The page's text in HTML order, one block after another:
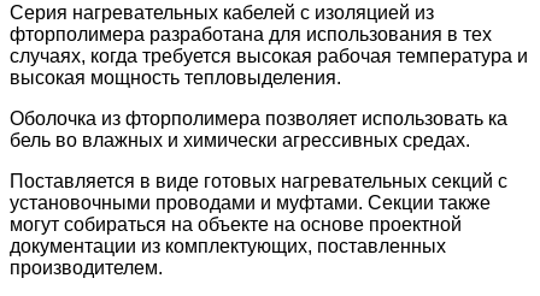
Серия нагревательных кабелей с изоляцией из
фторполимера разработана для использования в тех
случаях, когда требуется высокая рабочая температура и
высокая мощность тепловыделения.
Оболочка из фторполимера позволяет использовать ка
бель во влажных и химически агрессивных средах.
Поставляется в виде готовых нагревательных секций с
установочными проводами и муфтами. Секции также
могут собираться на объекте на основе проектной
документации из комплектующих, поставленных
производителем.